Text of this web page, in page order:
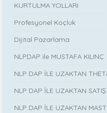
KURTULMA YOLLARI
Profesyonel Koçluk
Dijital Pazarlama
NLPDAP ile MUSTAFA KILINÇ
NLP DAP İLE UZAKTAN
NLP DAP İLE UZAKTAN
NLP DAP İLE UZAKTAN